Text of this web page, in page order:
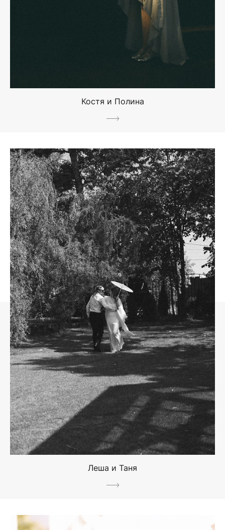
Костя и Полина
Леша и Таня